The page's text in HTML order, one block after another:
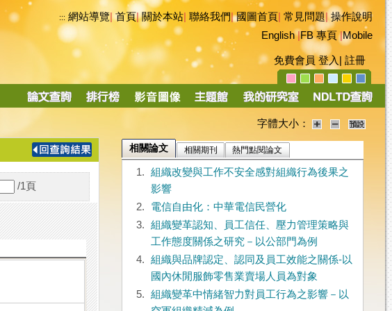
::: 網站導覽|首頁|關於本站 聯絡我們|國圖首頁 常見問題|操作說明
English|FB 專頁|Mobile
免費會員 登入 註冊
導
字體大小：
/1 頁
相關論文 相關期刊 熱門點閱論文
1.
組織改變與工作不安全感對組織行為後果之
影響
2.
電信自由化：中華電信民營化
3.
組織變革認知、員工信任、壓力管理策略與
工作態度關係之研究－以公部門為例
4.
組織與品牌認定、認同及員工效能之關係-以
國內休閒服飾零售業賣場人員為對象
5.
組織變革中情緒智力對員工行為之影響－以